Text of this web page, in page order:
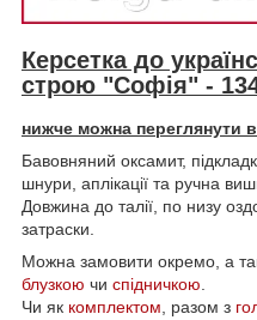
Керсетка до
строю "Софія" -
нижче можна переглянути
Бавовняний оксамит,
шнури, аплікації та ручна
Довжина до талії, по низу
затраски.
Можна замовити окремо, а
блузкою чи спідничкою
Чи як комплектом , разом з